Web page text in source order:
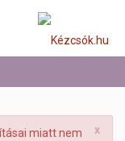
x
miatt nem